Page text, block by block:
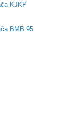
KJKP
BMB 95